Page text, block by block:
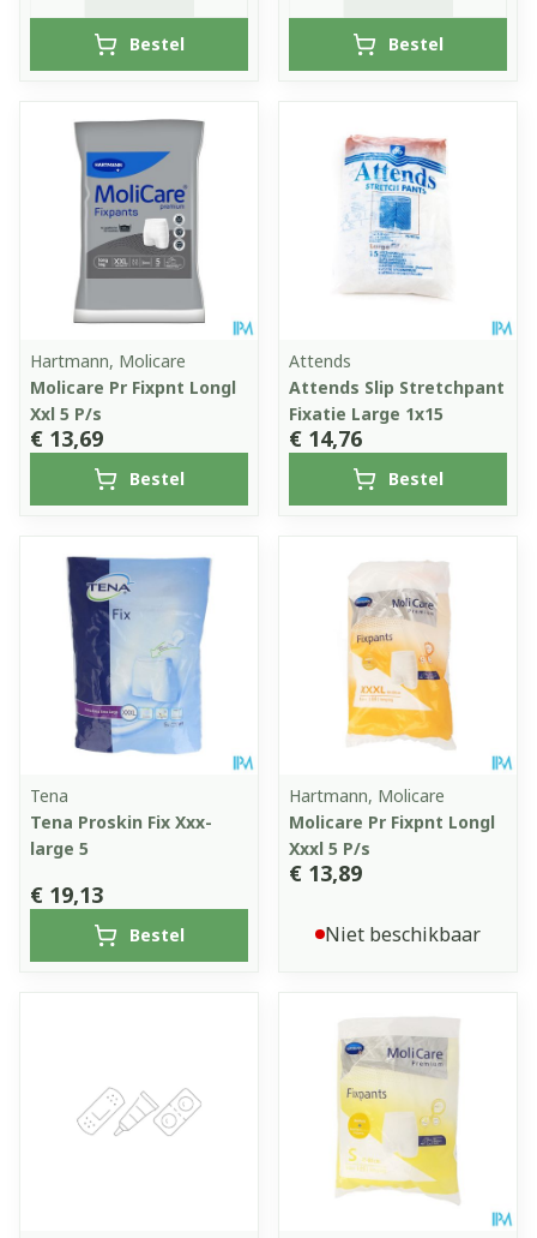
Bestel Bestel
Hartmann, Molicare
Molicare Pr Fixpnt Longl
Xxl 5 P/s
€ 13,69
Bestel
Attends
Attends Slip Stretchpant
Fixatie Large 1x15
€ 14,76
Bestel
Tena
Tena Proskin Fix Xxx-
large 5
€ 19,13
Bestel
Hartmann, Molicare
Molicare Pr Fixpnt Longl
Xxxl 5 P/s
€ 13,89
Niet beschikbaar